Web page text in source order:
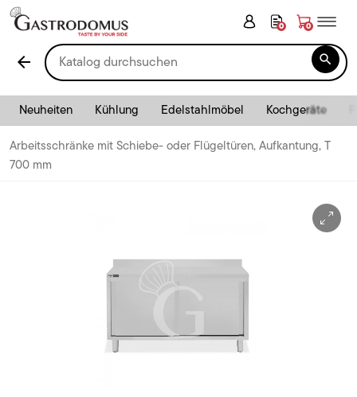
0 0
arrow_back 
Neuheiten Kühlung Edelstahlmöbel Kochgeräte
Arbeitsschränke mit Schiebe- oder Flügeltüren, Aufkantung, T
700 mm